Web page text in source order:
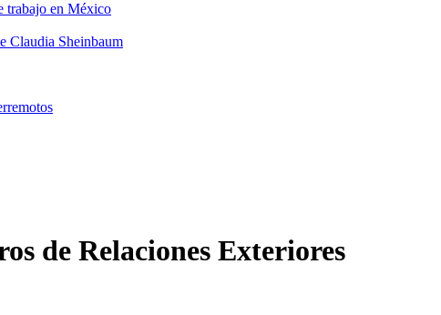
trabajo en México
Claudia Sheinbaum
de Relaciones Exteriores